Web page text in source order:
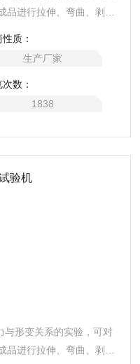
品进行拉伸、弯曲、剥
质：
生产厂家
数：
1838
与形变关系的实验，可对
品进行拉伸、弯曲、剥